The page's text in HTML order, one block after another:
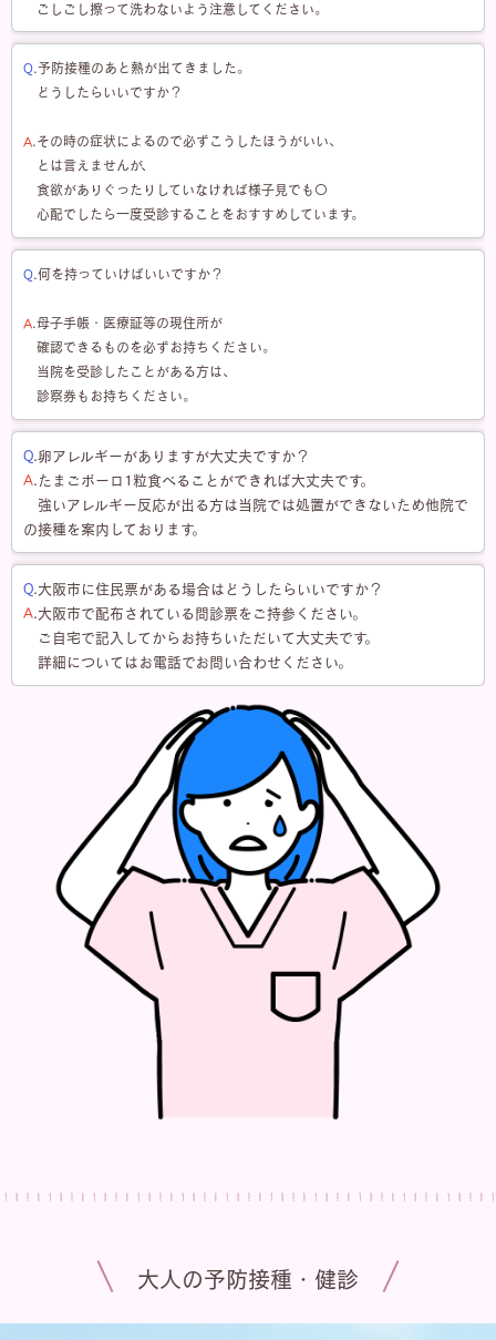
ごしごし擦って洗わないよう注意してください。
Q .予防接種のあと熱が出てきました。
どうしたらいいですか？
A .その時の症状によるので必ずこうしたほうがいい、
とは言えませんが、
食欲がありぐったりしていなければ様子見でも〇
心配でしたら一度受診することをおすすめしています。
Q .何を持っていけばいいですか？
A .母子手帳・医療証等の現住所が
確認できるものを必ずお持ちください。
当院を受診したことがある方は、
診察券もお持ちください。
Q.卵アレルギーがありますが大丈夫ですか？
A.たまごボーロ1粒食べることができれば大丈夫です。
強いアレルギー反応が出る方は当院では処置ができないため他院で
の接種を案内しております。
Q.大阪市に住民票がある場合はどうしたらいいですか？
A.大阪市で配布されている問診票をご持参ください。
ご自宅で記入してからお持ちいただいて大丈夫です。
詳細についてはお電話でお問い合わせください。
大人の予防接種・健診